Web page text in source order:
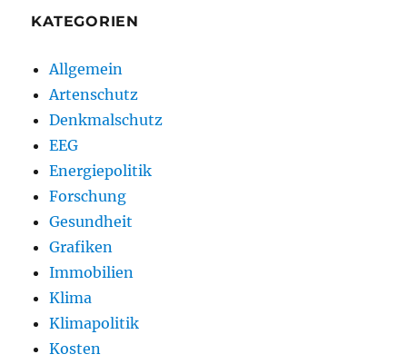
KATEGORIEN
Allgemein
Artenschutz
Denkmalschutz
EEG
Energiepolitik
Forschung
Gesundheit
Grafiken
Immobilien
Klima
Klimapolitik
Kosten